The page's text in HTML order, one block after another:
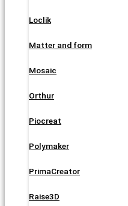
Loclik
Matter and form
Mosaic
Orthur
Piocreat
Polymaker
PrimaCreator
Raise3D